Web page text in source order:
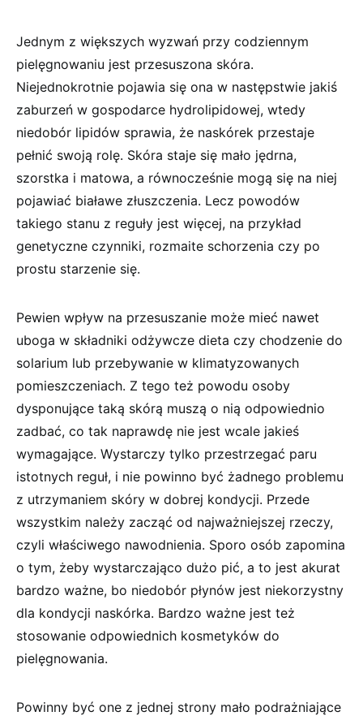
Jednym z większych wyzwań przy codziennym
pielęgnowaniu jest przesuszona skóra.
Niejednokrotnie pojawia się ona w następstwie jakiś
zaburzeń w gospodarce hydrolipidowej, wtedy
niedobór lipidów sprawia, że naskórek przestaje
pełnić swoją rolę. Skóra staje się mało jędrna,
szorstka i matowa, a równocześnie mogą się na niej
pojawiać białawe złuszczenia. Lecz powodów
takiego stanu z reguły jest więcej, na przykład
genetyczne czynniki, rozmaite schorzenia czy po
prostu starzenie się.
Pewien wpływ na przesuszanie może mieć nawet
uboga w składniki odżywcze dieta czy chodzenie do
solarium lub przebywanie w klimatyzowanych
pomieszczeniach. Z tego też powodu osoby
dysponujące taką skórą muszą o nią odpowiednio
zadbać, co tak naprawdę nie jest wcale jakieś
wymagające. Wystarczy tylko przestrzegać paru
istotnych reguł, i nie powinno być żadnego problemu
z utrzymaniem skóry w dobrej kondycji. Przede
wszystkim należy zacząć od najważniejszej rzeczy,
czyli właściwego nawodnienia. Sporo osób zapomina
o tym, żeby wystarczająco dużo pić, a to jest akurat
bardzo ważne, bo niedobór płynów jest niekorzystny
dla kondycji naskórka. Bardzo ważne jest też
stosowanie odpowiednich kosmetyków do
pielęgnowania.
Powinny być one z jednej strony mało podrażniające